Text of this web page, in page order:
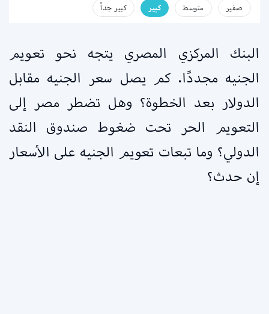
صفير متوسط كبير كبير جداً
البنك المركزي المصري يتجه نحو تعويم
الجنيه مجددًا. كم يصل سعر الجنيه مقابل
الدولار بعد الخطوة؟ وهل تضطر مصر إلى
التعويم الحر تحت ضغوط صندوق النقد
الدولي؟ وما تبعات تعويم الجنيه على الأسعار
إن حدث؟